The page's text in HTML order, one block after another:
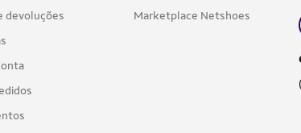
devoluções
Marketplace Netshoes